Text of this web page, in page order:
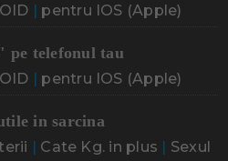
| pentru IOS (Apple)
pe telefonul tau
| pentru IOS (Apple)
in sarcina
| Cate Kg. in plus | Sexul